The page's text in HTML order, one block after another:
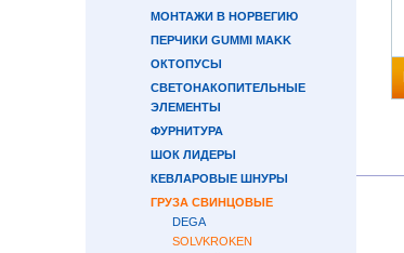
МОНТАЖИ В НОРВЕГИЮ
ПЕРЧИКИ GUMMI MAKK
ОКТОПУСЫ
СВЕТОНАКОПИТЕЛЬНЫЕ
ЭЛЕМЕНТЫ
ФУРНИТУРА
ШОК ЛИДЕРЫ
КЕВЛАРОВЫЕ ШНУРЫ
ГРУЗА СВИНЦОВЫЕ
DEGA
SOLVKROKEN